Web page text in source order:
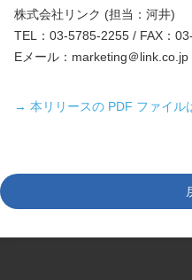
株式会社リンク (担当：河井)
TEL：03-5785-2255 / FAX：
Eメール：marketing＠link.co.jp
→ 本リリースの PDF ファイル